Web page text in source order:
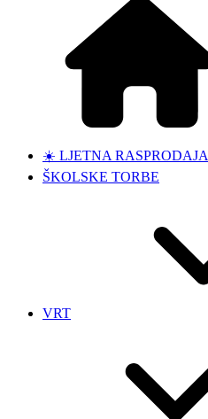
☀️ LJETNA RASPRODAJA
ŠKOLSKE TORBE
VRT